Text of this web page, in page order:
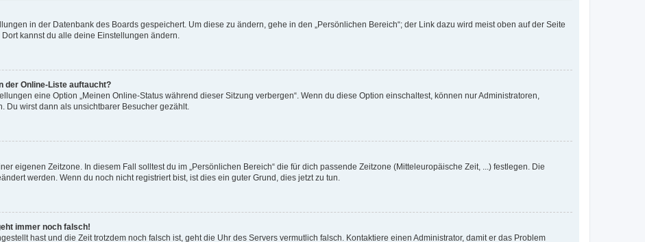
in der Datenbank des Boards gespeichert. Um diese zu ändern, gehe in den „Persönlichen Bereich“; der Link dazu wird meist oben auf der Seite
kannst du alle deine Einstellungen ändern.
der Online-Liste auftaucht?
eine Option „Meinen Online-Status während dieser Sitzung verbergen“. Wenn du diese Option einschaltest, können nur Administratoren,
Du wirst dann als unsichtbarer Besucher gezählt.
eigenen Zeitzone. In diesem Fall solltest du im „Persönlichen Bereich“ die für dich passende Zeitzone (Mitteleuropäische Zeit, ...) festlegen. Die
werden. Wenn du noch nicht registriert bist, ist dies ein guter Grund, dies jetzt zu tun.
immer noch falsch!
hast und die Zeit trotzdem noch falsch ist, geht die Uhr des Servers vermutlich falsch. Kontaktiere einen Administrator, damit er das Problem